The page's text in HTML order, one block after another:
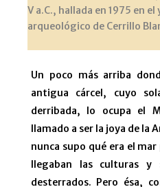
V a.C., hallada en 1975 en
arqueológico de Cerrillo
Un poco más arriba
antigua cárcel, cuyo
derribada, lo ocupa el
llamado a ser la joya de la
nunca supo qué era el
llegaban las culturas y
desterrados. Pero ésa,